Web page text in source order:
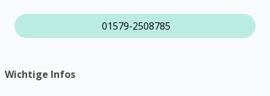
01579-2508785
Wichtige Infos